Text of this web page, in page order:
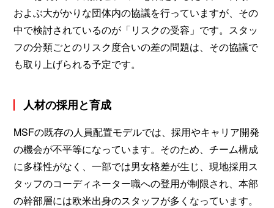
およぶ大がかりな団体内の協議を行っていますが、その
中で検討されているのが「リスクの受容」です。スタッ
フの分類ごとのリスク度合いの差の問題は、その協議で
も取り上げられる予定です。
人材の採用と育成
MSFの既存の人員配置モデルでは、採用やキャリア開発
の機会が不平等になっています。そのため、チーム構成
に多様性がなく、一部では男女格差が生じ、現地採用ス
タッフのコーディネーター職への登用が制限され、本部
の幹部層には欧米出身のスタッフが多くなっています。